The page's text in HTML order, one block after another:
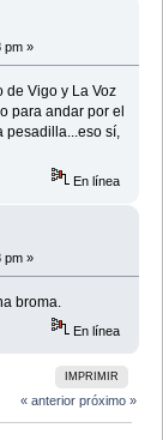
pm »
de Vigo y La Voz
para andar por el
sí,
En línea
pm »
broma.
En línea
IMPRIMIR
« anterior próximo »